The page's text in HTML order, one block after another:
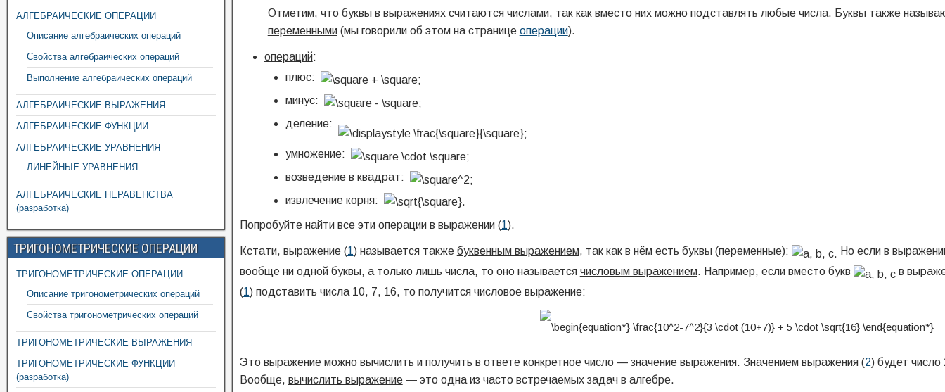
Отметим, что буквы в выражениях считаются числами, так как вместо них можно подставлять любые числа. Буквы также
переменными(мы говорили об этом на странице операции).
операций:
плюс:
минус:
деление:
умножение:
возведение в квадрат:
извлечение корня:
Попробуйте найти все эти операции в выражении (1 ).
Кстати, выражение (1 ) называется также буквенным выражением, так как в нём есть буквы (переменные):
Но если в
вообще ни одной буквы, а только лишь числа, то оно называется числовым выражением. Например, если вместо букв
в
(1 ) подставить числа 10, 7, 16, то получится числовое выражение:
Это выражение можно вычислить и получить в ответе конкретное число — значение выражения. Значением выражения (2) будет число
Вообще, вычислить выражение— это одна из часто встречаемых задач в алгебре.
АЛГЕБРАИЧЕСКИЕ ОПЕРАЦИИ
Описание алгебраических операций
Свойства алгебраических операций
Выполнение алгебраических операций
АЛГЕБРАИЧЕСКИЕ ВЫРАЖЕНИЯ
АЛГЕБРАИЧЕСКИЕ ФУНКЦИИ
АЛГЕБРАИЧЕСКИЕ УРАВНЕНИЯ
ЛИНЕЙНЫЕ УРАВНЕНИЯ
АЛГЕБРАИЧЕСКИЕ НЕРАВЕНСТВА
(разработка)
ТРИГОНОМЕТРИЧЕСКИЕ ОПЕРАЦИИ
ТРИГОНОМЕТРИЧЕСКИЕ ОПЕРАЦИИ
Описание тригонометрических операций
Свойства тригонометрических операций
ТРИГОНОМЕТРИЧЕСКИЕ ВЫРАЖЕНИЯ
ТРИГОНОМЕТРИЧЕСКИЕ ФУНКЦИИ
(разработка)